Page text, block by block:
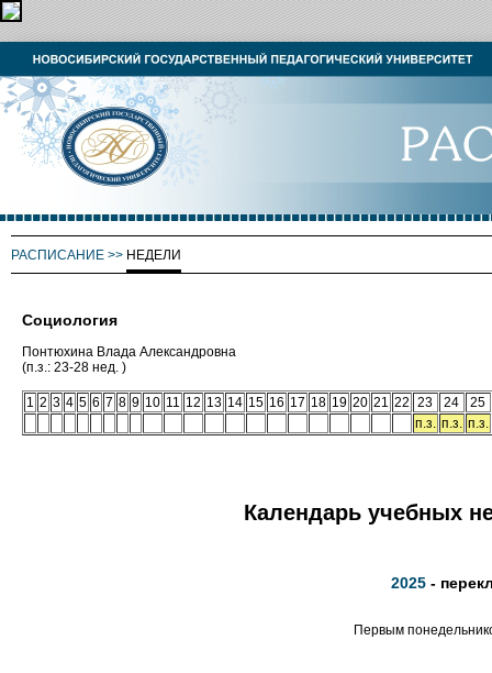
РАСПИСАНИЕ >> НЕДЕЛИ
Социология
Понтюхина Влада Александровна
(п.з.: 23-28 нед. )
1 2 3 4 5 6 7 8 9 10 11 12 13 14 15 16 17 18 19 20 21 22 23 24
25
п.з. п.з. п.з.
Календарь учебных
2025 -
Первым